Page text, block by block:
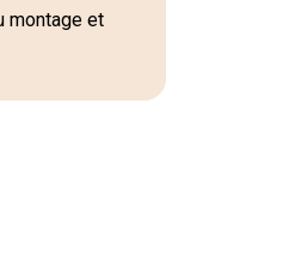
montage et